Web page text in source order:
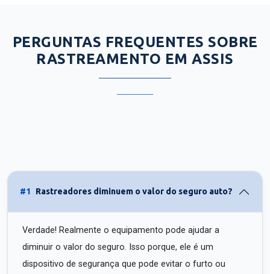
PERGUNTAS FREQUENTES SOBRE
RASTREAMENTO EM ASSIS
#1 Rastreadores diminuem o valor do seguro auto?
Verdade! Realmente o equipamento pode ajudar a
diminuir o valor do seguro. Isso porque, ele é um
dispositivo de segurança que pode evitar o furto ou